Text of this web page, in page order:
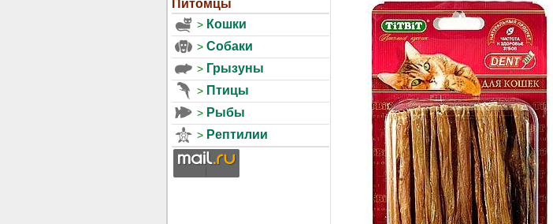
Питомцы
Кошки
Собаки
Грызуны
Птицы
Рыбы
Рептилии